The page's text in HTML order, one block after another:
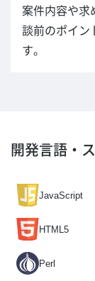
案件内容や求
談前のポイン
す。
開発言語・
JavaScript
HTML5
Perl